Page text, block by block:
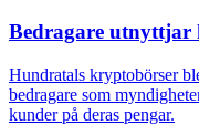
Bedragare utnyttjar
Hundratals kryptobörser
bedragare som
kunder på deras pengar.